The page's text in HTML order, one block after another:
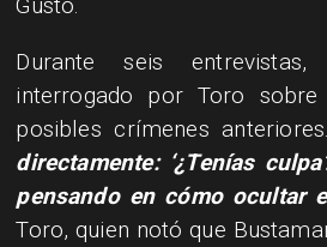
Gusto.
Durante seis entrevistas,
interrogado por Toro
posibles crímenes
directamente: ‘¿Tenías
pensando en cómo ocultar
Toro, quien notó que